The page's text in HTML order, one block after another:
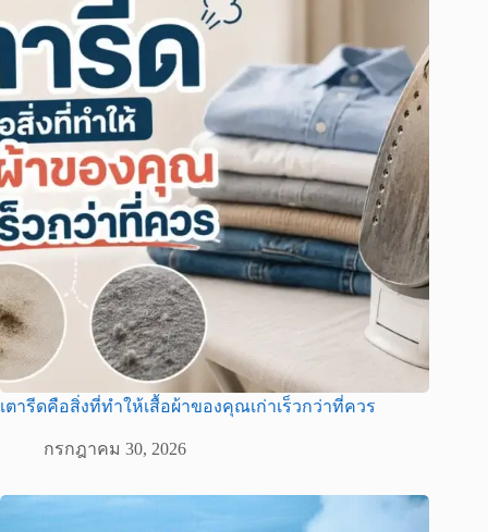
เตารีดคือสิ่งที่ทำให้เสื้อผ้าของคุณเก่าเร็วกว่าที่ควร
กรกฎาคม 30, 2026